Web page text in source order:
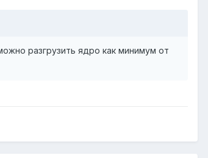
разгрузить ядро как минимум от